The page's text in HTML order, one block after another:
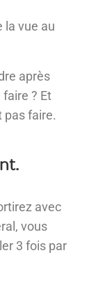
la vue au
après
faire ? Et
pas faire.
avec
vous
3 fois par